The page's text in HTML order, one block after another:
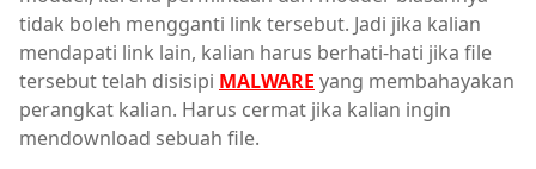
tidak boleh mengganti link tersebut. Jadi jika kalian
mendapati link lain, kalian harus berhati-hati jika file
tersebut telah disisipi MALWARE yang membahayakan
perangkat kalian. Harus cermat jika kalian ingin
mendownload sebuah file.